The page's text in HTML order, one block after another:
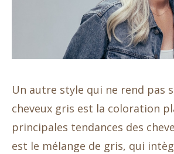
Un autre style qui ne rend pas
cheveux gris est la coloration
principales tendances des
est le mélange de gris, qui